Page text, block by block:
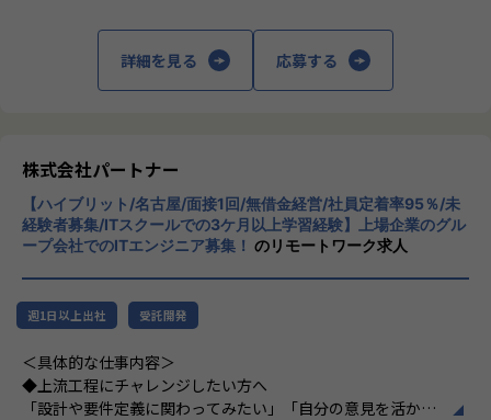
回の面談を通じて方向性を確認しながら、段階的にマネジメ
ントスキルを磨けるようサポートします。リーダー未経験か
＜チーム組織構成＞
入社後は原則2名以上のチームに配属されるため、一人現場
や丸投げはないです。
また、経験値に応じて先輩がフォローに入り、定例MTGやチ
▼年齢構成
平均年齢32.5歳
▼定着率
95％（2024年8月時点／1年以内）
詳細を見る 応募する
株式会社パートナー
【ハイブリット/名古屋/面接1回/無借金経営/社員定着率95％/未
経験者募集/ITスクールでの3ケ月以上学習経験】上場企業のグル
ープ会社でのITエンジニア募集！ のリモートワーク求人
週1日以上出社 受託開発
＜具体的な仕事内容＞
◆上流工程にチャレンジしたい方へ
「設計や要件定義に関わってみたい」「自分の意見を活かせ